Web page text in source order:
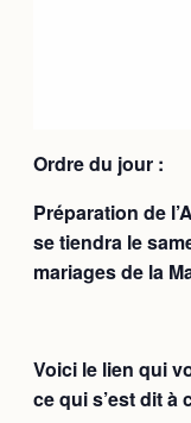
Ordre du jour :
Préparation de
se tiendra le
mariages de la
Voici le lien qui
ce qui s’est dit à